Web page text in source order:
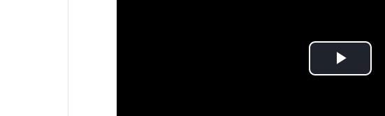
Play